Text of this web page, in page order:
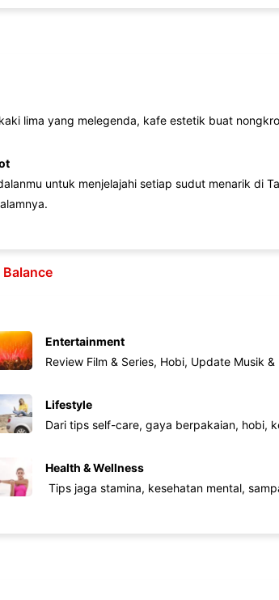
lima yang melegenda, kafe estetik buat
untuk menjelajahi setiap sudut menarik di
Balance
Entertainment
Review Film & Series, Hobi, Update Musik
Lifestyle
Dari tips self-care, gaya berpakaian, hobi,
Health & Wellness
Tips jaga stamina, kesehatan mental,